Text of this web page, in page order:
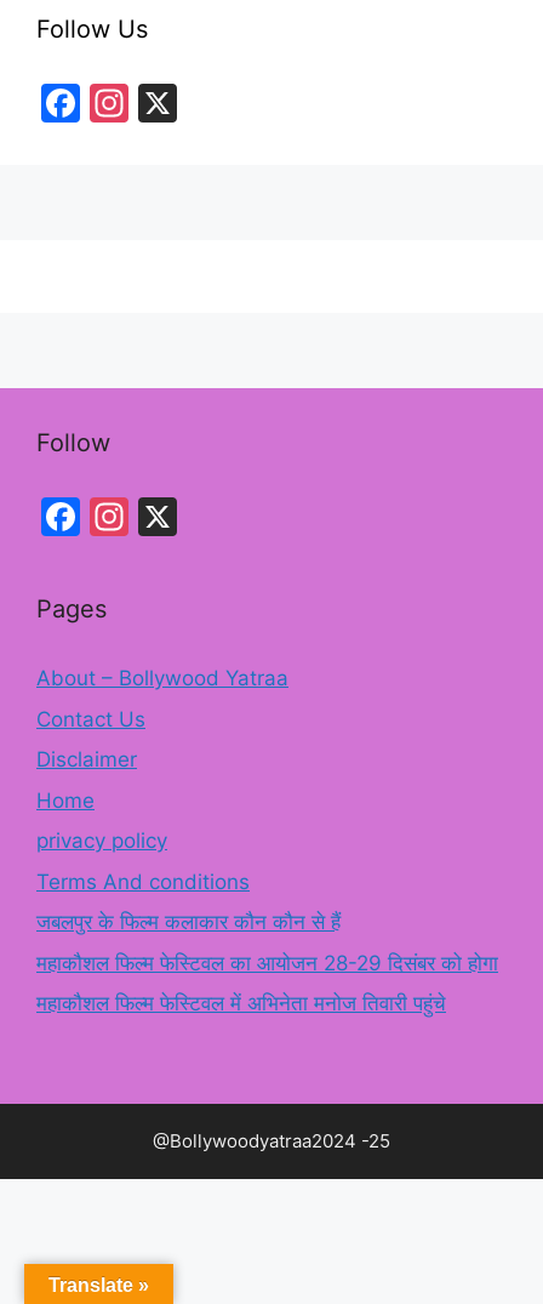
Follow Us
F
In
Follow
Facebook
Instagram
Pages
About – Bollywood Yatraa
Contact Us
Disclaimer
Home
privacy policy
Terms And conditions
जबलपुर के फिल्म कलाकार कौन कौन से हैं
महाकौशल फिल्म फेस्टिवल का आयोजन 28-29 दिसंबर को होगा
महाकौशल फिल्म फेस्टिवल में अभिनेता मनोज तिवारी पहुंचे
@Bollywoodyatraa2024 -25
Translate »